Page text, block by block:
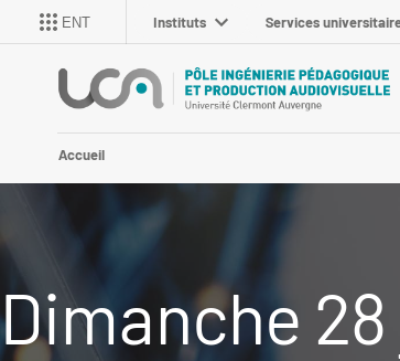
ENT Instituts Services
Accueil
Dimanche